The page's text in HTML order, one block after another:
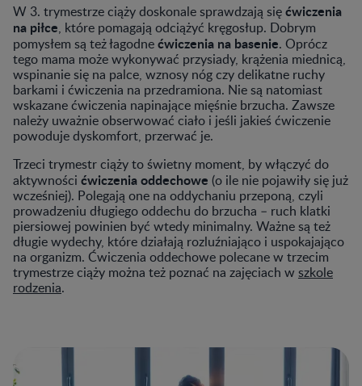
W 3. trymestrze ciąży doskonale sprawdzają sięćwiczenia
na piłce, które pomagają odciążyć kręgosłup. Dobrym
pomysłem są też łagodnećwiczenia na basenie. Oprócz
tego mama może wykonywać przysiady, krążenia miednicą,
wspinanie się na palce, wznosy nóg czy delikatne ruchy
barkami i ćwiczenia na przedramiona. Nie są natomiast
wskazane ćwiczenia napinające mięśnie brzucha. Zawsze
należy uważnie obserwować ciało i jeśli jakieś ćwiczenie
powoduje dyskomfort, przerwać je.
Trzeci trymestr ciąży to świetny moment, by włączyć do
aktywności ćwiczenia oddechowe (o ile nie pojawiły się już
wcześniej). Polegają one na oddychaniu przeponą, czyli
prowadzeniu długiego oddechu do brzucha – ruch klatki
piersiowej powinien być wtedy minimalny. Ważne są też
długie wydechy, które działają rozluźniająco i uspokajająco
na organizm. Ćwiczenia oddechowe polecane w trzecim
trymestrze ciąży można też poznać na zajęciach w szkole
rodzenia.